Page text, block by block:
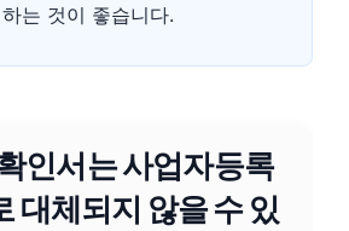
는 것이 좋습니다.
인서는 사업자등록
대체되지 않을 수 있